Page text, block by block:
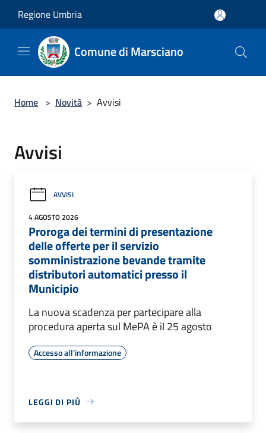
Regione Umbria
Comune di Marsciano
Home > Novità > Avvisi
Avvisi
AVVISI
4 AGOSTO 2026
Proroga dei termini di presentazione
delle offerte per il servizio
somministrazione bevande tramite
distributori automatici presso il
Municipio
La nuova scadenza per partecipare alla
procedura aperta sul MePA è il 25 agosto
Accesso all'informazione
LEGGI DI PIÙ